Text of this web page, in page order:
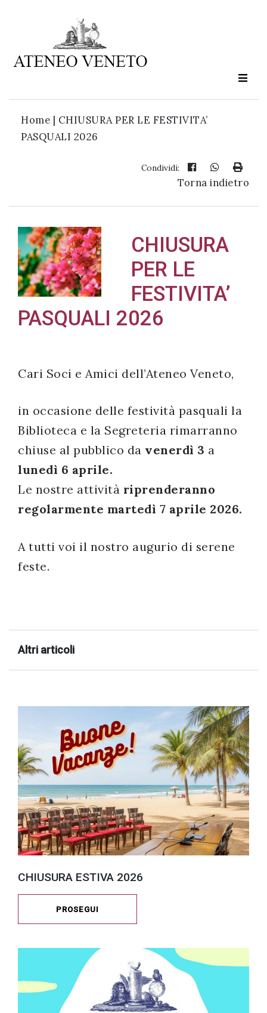
Home | CHIUSURA PER LE FESTIVITA’
PASQUALI 2026
Condividi:
Torna indietro
CHIUSURA
PER LE
FESTIVITA’
PASQUALI 2026
Cari Soci e Amici dell’Ateneo Veneto,
in occasione delle festività pasquali la
Biblioteca e la Segreteria rimarranno
chiuse al pubblico da venerdì 3 a
lunedì 6 aprile.
Le nostre attività riprenderanno
regolarmente martedì 7 aprile 2026.
A tutti voi il nostro augurio di serene
feste.
Altri articoli
CHIUSURA ESTIVA 2026
PROSEGUI
Ateneo
è
cultura
miei dati
con il
decreto
legislativo
196/03
Registrazione
successo!